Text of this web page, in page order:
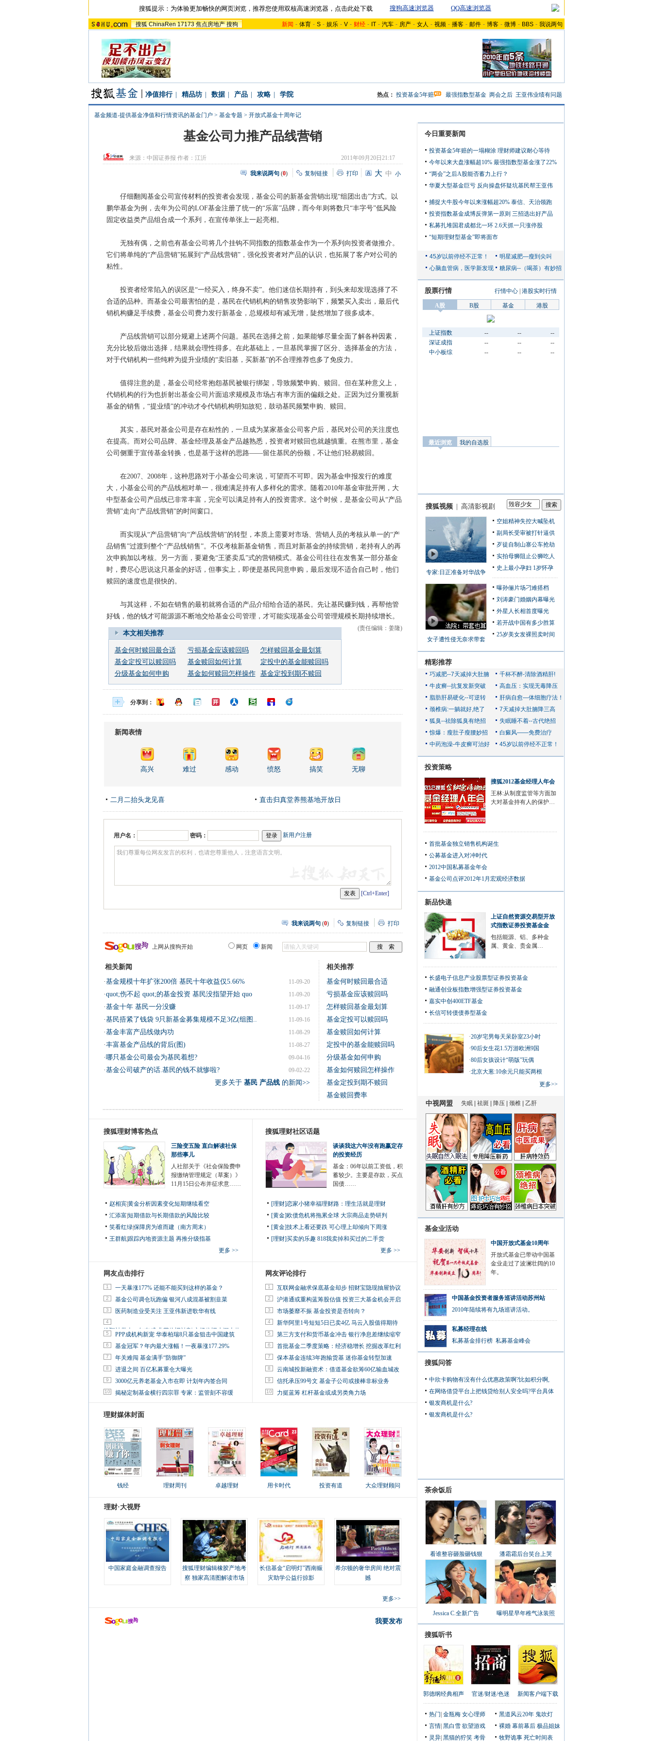
搜狐提示：为体验更加畅快的网页浏览，推荐您使用双核高速浏览器，点击此处下载 搜狗高速浏览器 QQ高速浏览器
搜狐 ChinaRen 17173 焦点房地产 搜狗 新闻 - 体育 - S - 娱乐 - V - 财经 - IT - 汽车 - 房产 - 女人 - 视频 - 播客 - 邮件 - 博客 - 微博 - BBS - 我说两句
净值排行 精品坊 数据 产品 攻略 学院 热点： 投资基金5年赔 最强指数型基金 两会之后 王亚伟业绩有问题
基金频道-提供基金净值和行情资讯的基金门户 > 基金专题 > 开放式基金十周年记
基金公司力推产品线营销
来源： 中国证券报 作者：江沂 2011年09月20日21:17
我来说两句 (0) 复制链接 打印 大 中 小
仔细翻阅基金公司宣传材料的投资者会发现，基金公司的新基金营销出现“组团出击”方式。以
鹏华基金为例，去年为公司的LOF基金注册了统一的“乐富”品牌，而今年则将数只“丰字号”低风险
固定收益类产品组合成一个系列，在宣传单张上一起亮相。
无独有偶，之前也有基金公司将几个挂钩不同指数的指数基金作为一个系列向投资者做推介。
它们将单纯的“产品营销”拓展到“产品线营销”，强化投资者对产品的认识，也拓展了客户对公司的
粘性。
投资者经常陷入的误区是“一经买入，终身不卖”。他们迷信长期持有，到头来却发现选择了不
合适的品种。而基金公司最害怕的是，基民在代销机构的销售攻势影响下，频繁买入卖出，最后代
销机构赚足手续费，基金公司费力发行新基金，总规模却有减无增，陡然增加了很多成本。
产品线营销可以部分规避上述两个问题。基民在选择之前，如果能够尽量全面了解各种因素，
充分比较后做出选择，结果就会理性得多。在此基础上，一旦基民掌握了区分、选择基金的方法，
对于代销机构一些纯粹为提升业绩的“卖旧基，买新基”的不合理推荐也多了免疫力。
值得注意的是，基金公司经常抱怨基民被银行绑架，导致频繁申购、赎回。但在某种意义上，
代销机构的行为也折射出基金公司片面追求规模及市场占有率方面的偏颇之处。正因为过分重视新
基金的销售，“提业绩”的冲动才令代销机构明知故犯，鼓动基民频繁申购、赎回。
其实，基民对基金公司是存在粘性的，一旦成为某家基金公司客户后，基民对公司的关注度也
在提高。而对公司品牌、基金经理及基金产品越熟悉，投资者对赎回也就越慎重。在熊市里，基金
公司侧重于宣传基金转换，也是基于这样的思路——留住基民的份额，不让他们轻易赎回。
在2007、2008年，这种思路对于小基金公司来说，可望而不可即。因为基金申报发行的难度
大，小基金公司的产品线相对单一，很难满足持有人多样化的需求。随着2010年基金审批开闸，大
中型基金公司产品线已非常丰富，完全可以满足持有人的投资需求。这个时候，是基金公司从“产品
营销”走向“产品线营销”的时间窗口。
而实现从“产品营销”向“产品线营销”的转型，本质上需要对市场、营销人员的考核从单一的“产
品销售”过渡到整个“产品线销售”。不仅考核新基金销售，而且对新基金的持续营销，老持有人的再
次申购加以考核。另一方面，要避免“王婆卖瓜”式的营销模式。基金公司往往在发售某一部分基金
时，费尽心思说这只基金的好话，但事实上，即便是基民同意申购，最后发现不适合自己时，他们
赎回的速度也是很快的。
与其这样，不如在销售的最初就将合适的产品介绍给合适的基民。先让基民赚到钱，再帮他管
好钱，他的钱才可能源源不断地交给基金公司管理，才可能实现基金公司管理规模长期持续增长。
本文相关推荐
基金何时赎回最合适 亏损基金应该赎回吗
怎样赎回基金最划算
基金定投可以赎回吗
基金赎回如何计算
定投中的基金能赎回吗
分级基金如何申购
基金如何赎回怎样操作 基金定投到期不赎回
(责任编辑：姜隆)
分享到：
新闻表情
高兴 难过 感动 愤怒 搞笑 无聊
二月二抬头龙见喜 直击归真堂养熊基地开放日
用户名： 密码： 新用户注册
[Ctrl+Enter]
我来说两句 (0) 复制链接 打印
上网从搜狗开始 网页 新闻
相关新闻
11-09-20
·基金规模十年扩张200倍 基民十年收益仅5.66%
11-09-20
·quot;伤不起 quot;的基金投资 基民没指望开始 quo
11-09-17
·基金十年 基民一分没赚
11-09-16
·基民捂紧了钱袋 9只新基金募集规模不足3亿(组图..
11-08-29
·基金丰富产品线做内功
11-08-27
·丰富基金产品线的背后(图)
09-04-16
·哪只基金公司最会为基民着想?
09-02-22
·基金公司破产的话.基民的钱不就惨啦?
更多关于 基民 产品线的新闻>>
相关推荐
基金何时赎回最合适
亏损基金应该赎回吗
怎样赎回基金最划算
基金定投可以赎回吗
基金赎回如何计算
定投中的基金能赎回吗
分级基金如何申购
基金如何赎回怎样操作
基金定投到期不赎回
基金赎回费率
搜狐理财博客热点
三险变五险 直白解读社保
那些事儿
人社部关于《社会保险费申
报缴纳管理规定（草案）》
11月15日公布并征求意……
赵相宾黄金分析因素变化短期继续看空
汇添富 短期借款与长期借款的风险比较
笑看红绿保障房为谁而建（南方周末）
王群航跟踪内地资源主题 再推分级指基
更多 >>
搜狐理财社区话题
谈谈我这六年没有跑赢定存
的投资经历
基金：06年以前工资低，积
蓄较少。主要是存款，买点
国债……
[理财]恋家小猪幸福理财路：理生活就是理财
[黄金]欧债危机将拖累全球 大宗商品走势研判
[黄金]技术上看还要跌 可心理上却倾向下周涨
[理财]买卖的乐趣 818我卖掉和买过的二手货
更多 >>
网友点击排行
1 一天暴涨177% 还能不能买到这样的基金？
2 基金公司调仓玩跑偏 银河八成混基被割韭菜
3 医药制造业受关注 王亚伟新进歌华有线
4
徐翔被带走一年有感:韭菜依旧被割 市场依旧水深火热
5 PPP成机构新宠 华泰柏瑞8只基金狙击中国建筑
6 基金冠军？年内最大涨幅！一夜暴涨177.29%
7 年关难闯 基金满手“防御牌”
8 进退之间 百亿私募重仓大曝光
9 3000亿元养老基金入市在即 计划年内签合同
10 揭秘定制基金横行四宗罪 专家：监管刻不容缓
网友评论排行
1 互联网金融求保底基金却步 招财宝隐现抽屉协议
2 沪港通或重构蓝筹股估值 投资三大基金机会开启
3 市场萎靡不振 基金投资是否转向？
4 新华阿里1号短短5日已卖4亿 马云入股值得期待
5 第三方支付和货币基金冲击 银行净息差继续缩窄
6 首批基金二季度策略：经济稳增长 挖掘改革红利
7 保本基金连续3年跑输货基 迷你基金转型加速
8 云南城投新融资术：借道基金欲筹60亿输血城改
9 信托承压99号文 基金子公司或接棒非标业务
10 力挺蓝筹 杠杆基金或成另类角力场
理财媒体封面
钱经 理财周刊 卓越理财 用卡时代 投资有道 大众理财顾问
理财·大视野
中国家庭金融调查报告
搜狐理财编辑橡胶产地考
察 独家高清图解读市场
长信基金“启明灯”西南赈
灾助学公益行掠影
希尔顿的奢华房间 绝对震
撼
更多>>
我要发布
今日重要新闻
投资基金5年赔的一塌糊涂 理财师建议耐心等待
今年以来大盘涨幅超10% 最强指数型基金涨了22%
“两会”之后A股能否蓄力上行？
华夏大型基金巨亏 反向操盘怀疑坑基民帮王亚伟
捕捉大牛股今年以来涨幅超20% 泰信、天治领跑
投资指数基金成博反弹第一原则 三招选出好产品
私募扎堆国君成都北一环 2.6天抓一只涨停股
“短期理财型基金”即将面市
股票行情 行情中心 港股实时行情
A股 B股 基金 港股
上证指数 -- --
--
深证成指
-- --
--
中小板综
-- -- --
搜狐视频 高清影视剧
专家:日正准备对华战争
女子遭性侵无奈求带套
空姐精神失控大喊坠机
副局长受审被打针逼供
歹徒自制山寨公车抢劫
实拍母狮阻止公狮吃人
史上最小孕妇 1岁怀孕
曝孙俪片场刁难搭档
刘涛豪门婚姻内幕曝光
外星人长相首度曝光
若开战中国有多少胜算
25岁美女发裸照卖时间
精彩推荐
投资策略
搜狐2012基金经理人年会
王林:从制度监管等方面加
大对基金持有人的保护…
首批基金独立销售机构诞生
公募基金进入对冲时代
2012中国私募基金年会
基金公司点评2012年1月宏观经济数据
新品快递
上证自然资源交易型开放
式指数证券投资基金金
包括能源、铝、多种金
属、黄金、贵金属…
长盛电子信息产业股票型证券投资基金
融通创业板指数增强型证券投资基金
嘉实中创400ETF基金
长信可转债债券型基金
·20岁宅男每天呆卧室23小时
·90后女生花1.5万游欧洲9国
·80后女孩设计“萌版”玩偶
·北京大葱:10余元只能买两根
更多>>
基金业活动
中国开放式基金10周年
开放式基金已带动中国基
金业走过了波澜壮阔的10
年。
中国基金投资者服务巡讲活动苏州站
2010年陆续将有九场巡讲活动。
私募经理在线
私募基金排行榜 私募基金峰会
搜狐问答
中欣卡购物有没有什么优惠政策啊?比如积分啊,
在网络借贷平台上把钱贷给别人安全吗?平台具体
银发商机是什么?
银发商机是什么?
茶余饭后
看谁整容砸脸砸钱狠 潘霜霜后台笑台上哭
Jessica C.全新广告 曝明星早年稚气泳装照
搜狐听书
郭德纲经典相声 官迷/财迷/色迷 新闻客户端下载
热门 金瓶梅 女心理师 黑道风云20年 鬼吹灯
言情 黑白雪 欲望游戏 裸婚 幕前幕后 极品姐妹
灵异 黑猫的狞笑 考骨 牧野诡事 死亡时间表